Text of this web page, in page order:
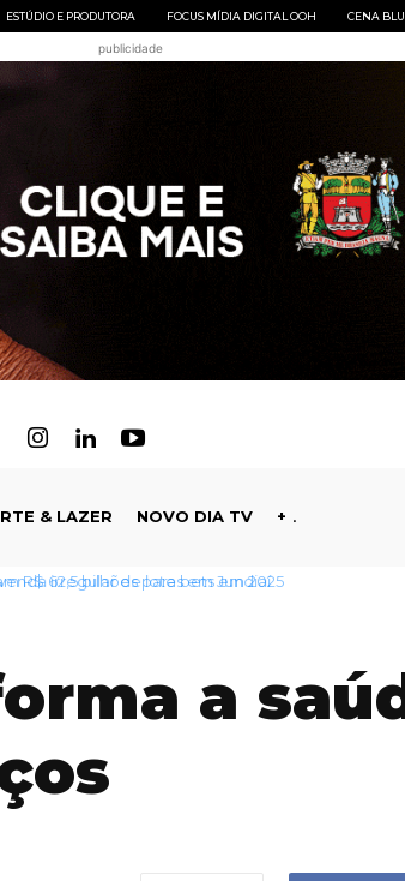
ESTÚDIO E PRODUTORA FOCUS MÍDIA DIGITAL OOH CENA
publicidade
& LAZER NOVO DIA TV +
irregular de lotes em Jundiaí
a